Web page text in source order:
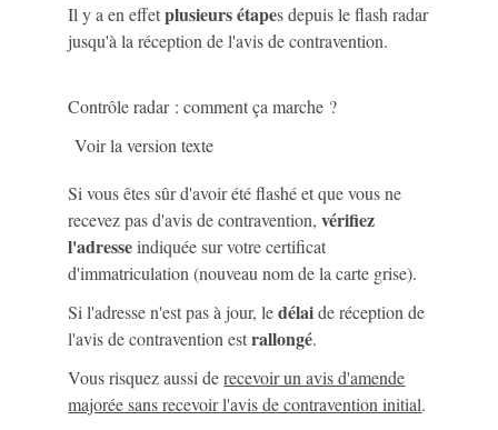
Il y a en effetplusieurs étapes depuis le flash radar
jusqu'à la réception de l'avis de contravention.
Contrôle radar : comment ça marche ?
Voir la version texte
Si vous êtes sûr d'avoir été flashé et que vous ne
recevez pas d'avis de contravention,vérifiez
l'adresseindiquée sur votre certificat
d'immatriculation (nouveau nom de la carte grise).
Si l'adresse n'est pas à jour, ledélaide réception de
l'avis de contravention estrallongé.
Vous risquez aussi derecevoir un avis d'amende
majorée sans recevoir l'avis de contravention initial.